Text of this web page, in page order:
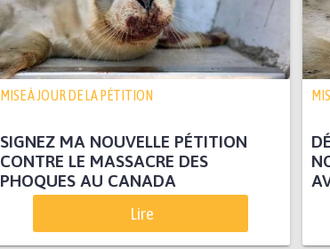
MISE À JOUR DE LA PÉTITION
SIGNEZ MA NOUVELLE PÉTITION
CONTRE LE MASSACRE DES
PHOQUES AU CANADA
Lire